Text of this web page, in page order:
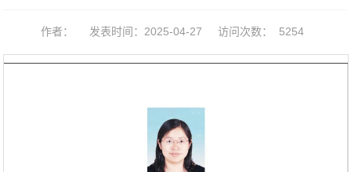
作者： 发表时间：2025-04-27 访问次数： 5254